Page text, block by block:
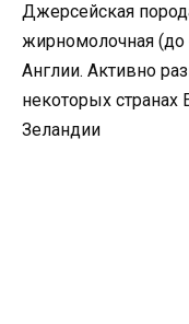
Джерсейская
жирномолочная (до
Англии. Активно
некоторых
Зеландии